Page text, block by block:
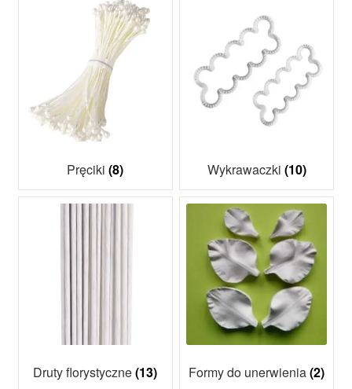
Pręciki(8) Wykrawaczki (10)
Druty florystyczne(13) Formy do unerwienia(2)